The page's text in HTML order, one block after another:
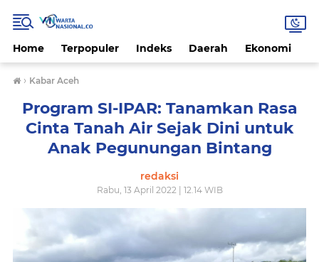
Home Terpopuler Indeks Daerah Ekonomi
› Kabar Aceh
Program SI-IPAR: Tanamkan Rasa
Cinta Tanah Air Sejak Dini untuk
Anak Pegunungan Bintang
redaksi
Rabu, 13 April 2022 | 12.14 WIB